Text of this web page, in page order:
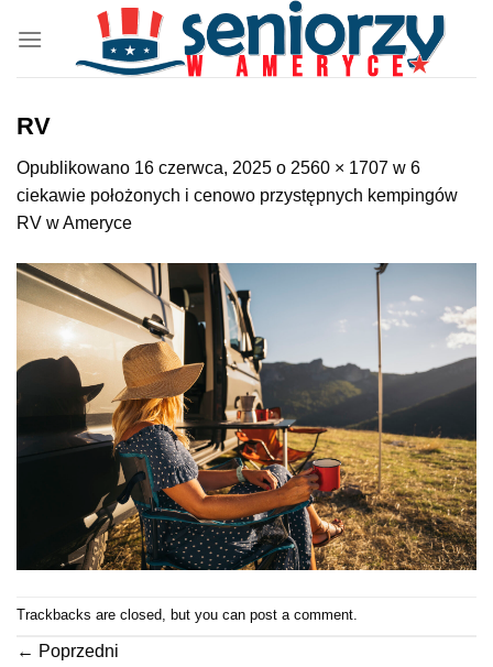
zawartości
RV
Opublikowano 16 czerwca, 2025 o 2560 × 1707 w 6
ciekawie położonych i cenowo przystępnych kempingów
RV w Ameryce
Trackbacks are closed, but you can post a comment.
← Poprzedni